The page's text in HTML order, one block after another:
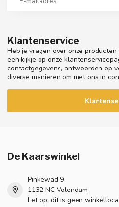
Klantenservice
Heb je vragen over onze
een kijkje op onze
contactgegevens, antwoorden op
diverse manieren om met ons in
De Kaarswinkel
Pinkewad 9
1132 NC Volendam
Let op: dit is geen